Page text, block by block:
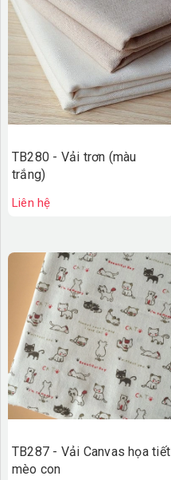
TB280 - Vải trơn (màu
trắng)
Liên hệ
TB287 - Vải Canvas họa tiết
mèo con